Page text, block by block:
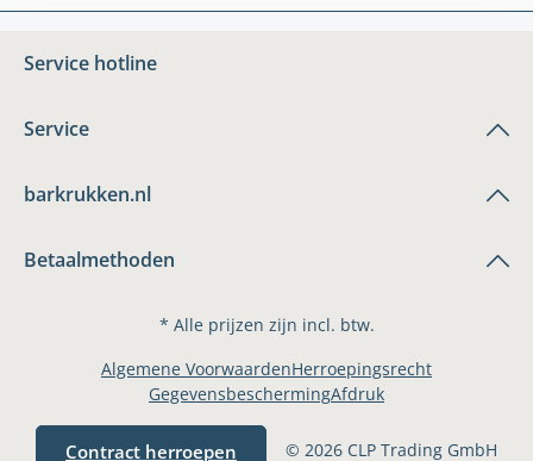
Service hotline
Service
barkrukken.nl
Betaalmethoden
* Alle prijzen zijn incl. btw.
Contract herroepen © 2026 CLP Trading GmbH
Algemene VoorwaardenHerroepingsrecht
GegevensbeschermingAfdruk